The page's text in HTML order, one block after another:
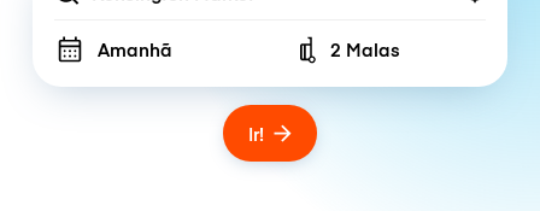
Amanhã Number of bags
2 Malas
Ir!